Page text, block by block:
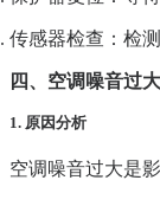
传感器检查 ：检
四、空调噪音过大
1. 原因分析
空调噪音过大是